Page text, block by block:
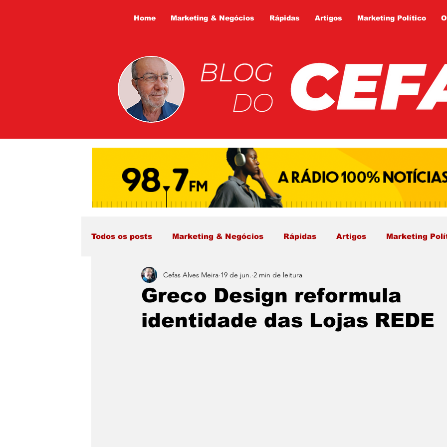
Home Marketing & Negócios Rápidas Artigos Marketing Político
Todos os posts Marketing & Negócios Rápidas Artigos Marketing
Greco Design reformula
identidade das Lojas REDE
Cefas Alves Meira 19 de jun. 2 min de leitura